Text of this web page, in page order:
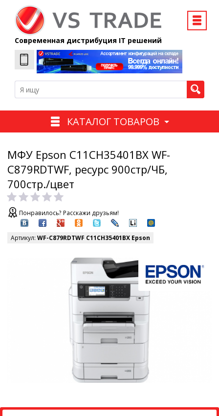
Современная дистрибуция IT решений
КАТАЛОГ ТОВАРОВ
МФУ Epson C11CH35401BX WF-
C879RDTWF, ресурс 900стр/ЧБ,
700стр./цвет
Понравилось? Расскажи друзьям!
Артикул: WF-C879RDTWF C11CH35401BX Epson